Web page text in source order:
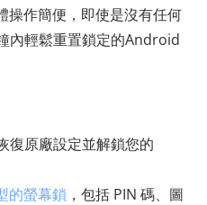
操作簡便，即使是沒有任何
內輕鬆重置鎖定的Android
復原廠設定並解鎖您的
的螢幕鎖 ，包括 PIN 碼、圖